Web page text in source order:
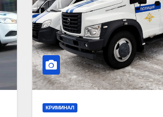
КРИМИНАЛ